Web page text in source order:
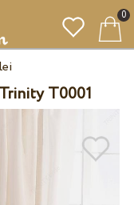
0
T0001